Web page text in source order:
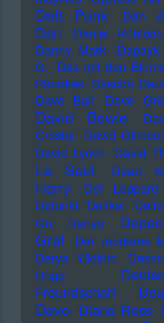
Daft Punk Dan
Dan
Daniel
Danny Mark
G. Das mit den
Paradies Dascha
Dave Ball
Dave
David Bowie
Crosby David Gilmour
David Lynch David
La Soul
Dead
Harry
Def Leppard
Defunkt Dekker
Go
Denyo
Graf
Der moderne
Derya Yildirim
Dogg
Freundschaft
Devo Diana Ross